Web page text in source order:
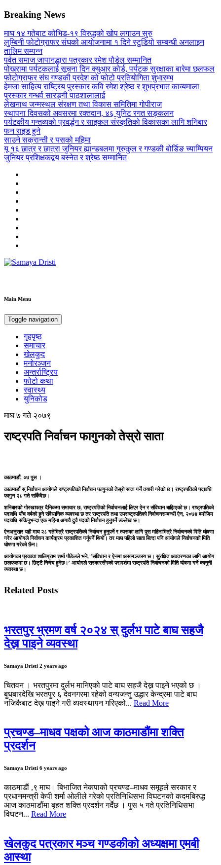
Breaking News
माघ १४ गतेबाट कोभिड-१९ विरुद्धको खोप लगाउन सुरु
लुम्बिनी फोटोग्राफर संघको आयोजनामा १ दिने स्टुडियो सम्बन्धी अनलाइन
तालिम सम्पन्न
पर्वत समाज जापानद्धारा पत्रकार रमेश पौडेल सम्मानित
पोखरामा पर्यटकलाई सूचना दिन क्युआर कोर्ड, पर्यटक सुरक्षाका बारेमा छलफल
फोटोग्राफर संघ गण्डकी प्रदेश को फोटो प्रतियोगिता शुभारम्भ
हेमजा साहित्य राष्ट्रिय पुरस्कार कवि रमेश श्रेष्ठ र शुभप्रभात काव्यमाला
पुरस्कार गन्धर्व सारङ्गी पाठशालालाई
लेखनाथ जन्मस्थल संरक्षण तथा विकास समितिमा गोपीराज
स्थापना दिवसको अवसरमा रक्तदान, ४६ युनिट रगत सङ्कलन
पर्यटकीय गन्तव्यको प्रवर्द्धन र साइकल संस्कृतिको विकासका लागि शनिबार
फन राइड हुने
साउने सक्रान्ती र यसको महिमा
यू १६ छात्र र छात्रा जुनियर ह्यान्डबलमा गुरुकुल र गण्डकी बोर्डिङ च्याम्पियन
जुनियर प्रशिक्षकद्वय बस्नेत र श्रेष्ठ सम्मानित
Main Menu
Toggle navigation
गृहपृष्ठ
समाचार
खेलकुद
मनोरञ्जन
अन्तर्राष्ट्रिय
फोटो कथा
स्वास्थ्य
युनिकोड
माघ ७ गते २०७९
राष्ट्रपति निर्वाचन फागुनको तेस्रो साता
काठमाडौं, ०७ पुस ।
काठमाडौं स् निर्वाचन आयोगले राष्ट्रपतिको निर्वाचन फागुनको तेस्रो साता गर्ने तयारी गरेको छ। राष्ट्रपतिको पदावधि
फागुन २८ गते सकिँदैछ।
शनिबारको गोरखापत्र दैनिकमा समाचार छ, राष्ट्रपतिको निर्वाचनलाई लिएर ऐन र संविधान बाझिएको छ। राष्ट्रपतिको
पदावधि पाँच वर्षको हुने संवैधानिक व्यवस्था छ तर राष्ट्रपति तथा उपराष्ट्रपतिको निर्वाचनसम्बन्धी ऐन, २०७४ बमोजिम
पदावधि सकिनुभन्दा एक महिना अगावै दुवै पदको निर्वाचन हुनुपर्ने उल्लेख छ।
ऐनअनुसार यही माघ २८ गतेभित्रै राष्ट्रपतिको निर्वाचन हुनुपर्ने र त्यसका लागि पुस महिनाभित्रै निर्वाचनको मिति घोषणा
गरेर आयोगले निर्वाचन कार्यक्रम प्रकाशित गर्नुपर्ने थियो। तर माघ पहिलो साता बित्दा पनि आयोगले निर्वाचनको मिति
घोषणा गरेको छैन।
आयोगका प्रवक्ता शालिग्राम शर्मा पौडेलले भने, ‘संविधान र ऐनमा असामञ्जस्य छ। सुरक्षित अवतरणका लागि आयोग
छलफलमा छ। छिट्टै निर्णय हुनेछ।’ आयोगले सरकारसँगको परामर्शमा राष्ट्रपति निर्वाचनको मिति घोषणा गर्ने कानुनी
व्यवस्था छ।
Related Posts
भरतपुर भ्रमण वर्ष २०२४ स् दुर्लभ पाटे बाघ सहजै
देख्न पाइने व्यवस्था
Samaya Dristi 2 years ago
चितवन । भरतपुरमा दुर्लभ मानिएको पाटे बाघ सहजै देख्न पाइने भएको छ ।
बुधबारदेखि भरतपुर ६ देवनगरमा रहेको वन्यजन्तु उद्धार केन्द्रमा पाटे बाघ
नजिकैबाट देख्न पाइने गरी व्यवस्थापन गरिएको... Read More
प्रचण्ड–माधव पक्षको आज काठमाडौंमा शक्ति
प्रदर्शन
Samaya Dristi 6 years ago
काठमाडाैं ,९ माघ। बिभाजित नेकपाको प्रचण्ड–माधव समूहले सरकार र
प्रधानमन्त्री केपी शर्मा ओलीले गरेको प्रतिनिधिसभा विघटनको कदमबिरुद्ध
आज काठमाडौंमा बृहत शक्ति प्रदर्शन गर्दैछ । पुस ५ गते प्रतिनिधिसभा
विघटन... Read More
खेलकुद पत्रकार मञ्च गण्डकीको अध्यक्षमा एमबी
आस्था